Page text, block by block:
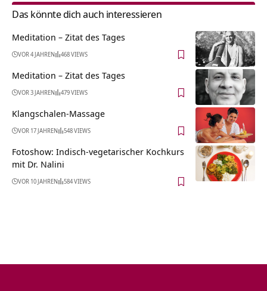
Das könnte dich auch interessieren
Meditation – Zitat des Tages
VOR 4 JAHREN 468 VIEWS
Meditation – Zitat des Tages
VOR 3 JAHREN 479 VIEWS
Klangschalen-Massage
VOR 17 JAHREN 548 VIEWS
Fotoshow: Indisch-vegetarischer Kochkurs
mit Dr. Nalini
VOR 10 JAHREN 584 VIEWS